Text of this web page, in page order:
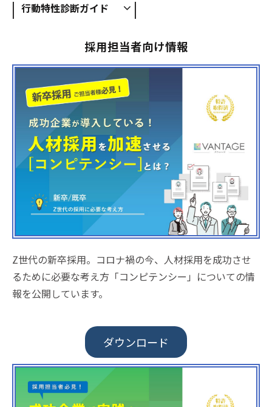
行動特性診断ガイド
採用担当者向け情報
Z世代の新卒採用。コロナ禍の今、人材採用を成功させ
るために必要な考え方「コンピテンシー」についての情
報を公開しています。
ダウンロード